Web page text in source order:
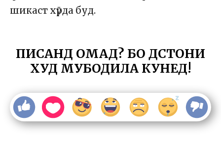
шикаст хӯрда буд.
ПИСАНД ОМАД? БО ДӮСТОНИ
ХУД МУБОДИЛА КУНЕД!